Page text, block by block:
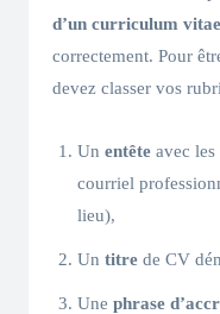
d’un curriculum vitae
correctement. Pour
devez classer vos
Un entête avec
courriel
lieu),
Un titre de CV
Une phrase